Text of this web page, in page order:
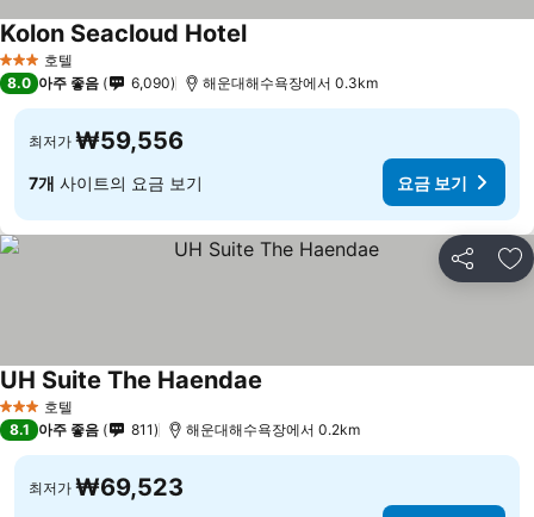
3 성급 호텔
Kolon Seacloud Hotel
8.0 아주 좋음 6,090 해운대해수욕장에서 0.3km
최저가 ₩59,556
7개 사이트의 요금 보기 요금 보기
공유 즐
3 성급 호텔
UH Suite The Haendae
8.1 아주 좋음 811 해운대해수욕장에서 0.2km
최저가 ₩69,523